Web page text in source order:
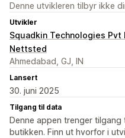
Denne utvikleren tilbyr ikke
Utvikler
Squadkin Technologies Pvt
Nettsted
Ahmedabad, GJ, IN
Lansert
30. juni 2025
Tilgang til data
Denne appen trenger
butikken. Finn ut hvorfor i